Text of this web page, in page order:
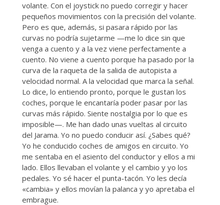
volante. Con el joystick no puedo corregir y hacer
pequeños movimientos con la precisión del volante.
Pero es que, además, si pasara rápido por las
curvas no podría sujetarme —me lo dice sin que
venga a cuento y a la vez viene perfectamente a
cuento. No viene a cuento porque ha pasado por la
curva de la raqueta de la salida de autopista a
velocidad normal. A la velocidad que marca la señal.
Lo dice, lo entiendo pronto, porque le gustan los
coches, porque le encantaría poder pasar por las
curvas más rápido. Siente nostalgia por lo que es
imposible—. Me han dado unas vueltas al circuito
del Jarama. Yo no puedo conducir así. ¿Sabes qué?
Yo he conducido coches de amigos en circuito. Yo
me sentaba en el asiento del conductor y ellos a mi
lado. Ellos llevaban el volante y el cambio y yo los
pedales. Yo sé hacer el punta-tacón. Yo les decía
«cambia» y ellos movían la palanca y yo apretaba el
embrague.